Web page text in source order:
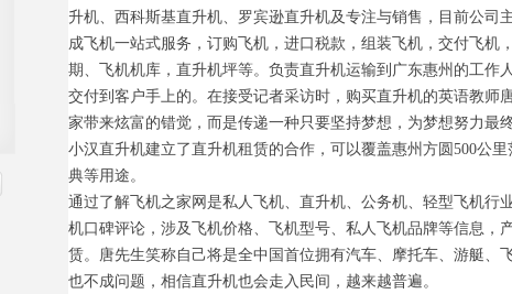
升机、西科斯基直升机、罗宾逊直升机及专注与销售，目前公司
成飞机一站式服务，订购飞机，进口税款，组装飞机，交付飞机
期、飞机机库，直升机坪等。负责直升机运输到广东惠州的工作
交付到客户手上的。在接受记者采访时，购买直升机的英语教师
家带来炫富的错觉，而是传递一种只要坚持梦想，为梦想努力最
小汉直升机建立了直升机租赁的合作，可以覆盖惠州方圆500公
典等用途。
通过了解飞机之家网是私人飞机、直升机、公务机、轻型飞机行
机口碑评论，涉及飞机价格、飞机型号、私人飞机品牌等信息，
赁。唐先生笑称自己将是全中国首位拥有汽车、摩托车、游艇、
也不成问题，相信直升机也会走入民间，越来越普遍。